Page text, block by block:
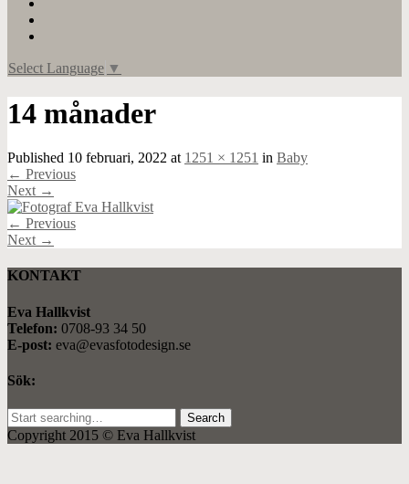
Select Language ▼
14 månader
Published 10 februari, 2022 at 1251 × 1251 in Baby
← Previous
Next →
← Previous
Next →
KONTAKT
Eva Hallkvist
Telefon: 0708-93 34 50
E-post: eva@evasfotodesign.se
Sök:
Search
for:
Copyright 2015 © Eva Hallkvist